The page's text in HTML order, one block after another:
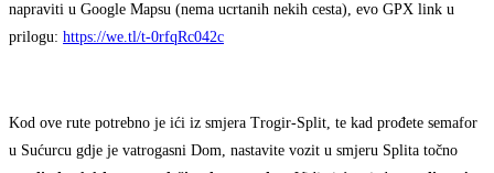
napraviti u Google Mapsu (nema ucrtanih nekih cesta), evo GPX link u
prilogu: https://we.tl/t-0rfqRc042c
Kod ove rute potrebno je ići iz smjera Trogir-Split, te kad prođete semafor
u Sućurcu gdje je vatrogasni Dom, nastavite vozit u smjeru Splita točno